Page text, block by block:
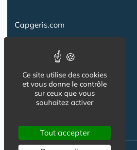
Capgeris.com
Emploi-formation-sante.com
Seniorissimmo.com
Creche-et-naissance.com
Ce site utilise des cookies
et vous donne le contrôle
sur ceux que vous
souhaitez activer
Tout accepter